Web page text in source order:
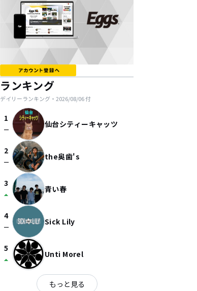
ランキング
デイリーランキング・ 2026/08/06付
1
check_indeterminate_small 仙台シティーキャッツ
2
check_indeterminate_small the奥歯's
3
arrow_drop_up 青い春
4
check_indeterminate_small Sick Lily
5
arrow_drop_up Unti Morel
もっと見る